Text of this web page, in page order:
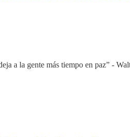
a la gente más tiempo en paz” -